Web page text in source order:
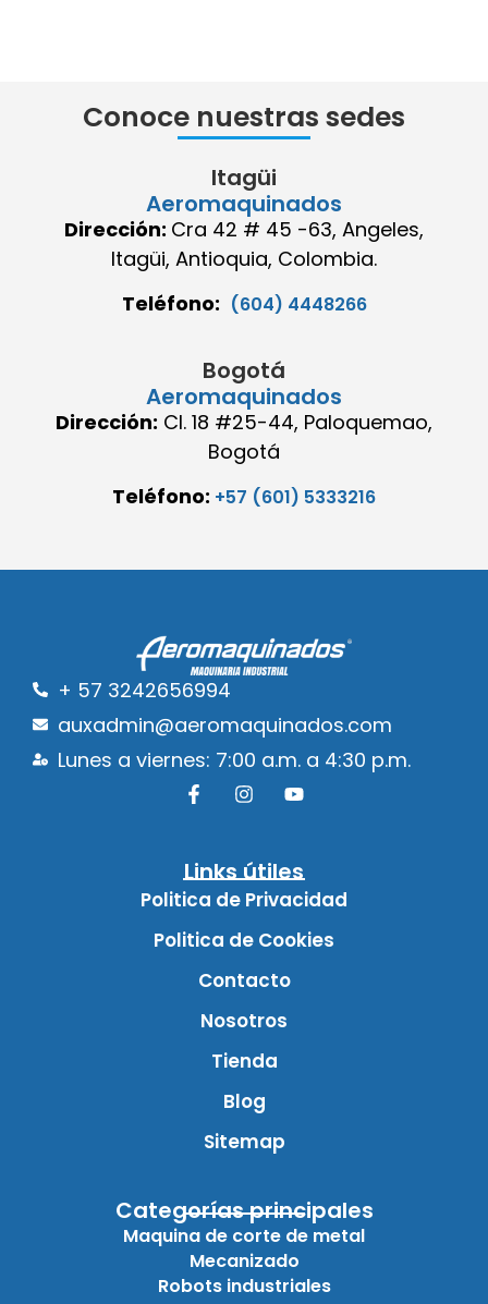
Conoce nuestras sedes
Itagüi
Aeromaquinados
Dirección: Cra 42 # 45 -63, Angeles,
Itagüi, Antioquia, Colombia.
Teléfono: (604) 4448266
Bogotá
Aeromaquinados
Dirección: Cl. 18 #25-44, Paloquemao,
Bogotá
Teléfono: +57 (601) 5333216
+ 57 3242656994
auxadmin@aeromaquinados.com
Lunes a viernes: 7:00 a.m. a 4:30 p.m.
Links útiles
Politica de Privacidad
Politica de Cookies
Contacto
Nosotros
Tienda
Blog
Sitemap
Categorías principales
Maquina de corte de metal
Mecanizado
Robots industriales